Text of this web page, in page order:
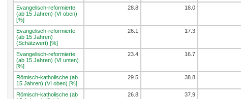
Evangelisch-reformierte
(ab 15 Jahren) (VI oben)
[%]
28.8 18.0
Evangelisch-reformierte
(ab 15 Jahren)
(Schätzwert) [%]
26.1 17.3
Evangelisch-reformierte
(ab 15 Jahren) (VI unten)
[%]
23.4 16.7
Römisch-katholische (ab
15 Jahren) (VI oben) [%]
29.5 38.8
Römisch-katholische (ab
26.8 37.9